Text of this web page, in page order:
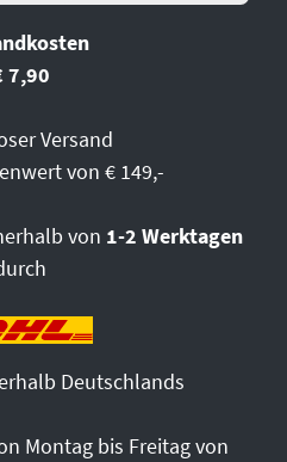
7,90
Versand
von € 149,-
von 1-2 Werktagen
Deutschlands
Montag bis Freitag von